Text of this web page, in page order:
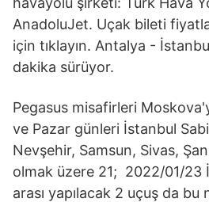
AnadoluJet. Uçak bileti
için tıklayın. Antalya -
dakika sürüyor.
Pegasus misafirleri
ve Pazar günleri İstanbul
Nevşehir, Samsun, Sivas,
olmak üzere 21; 2022/01/23
arası yapılacak 2 uçuş da